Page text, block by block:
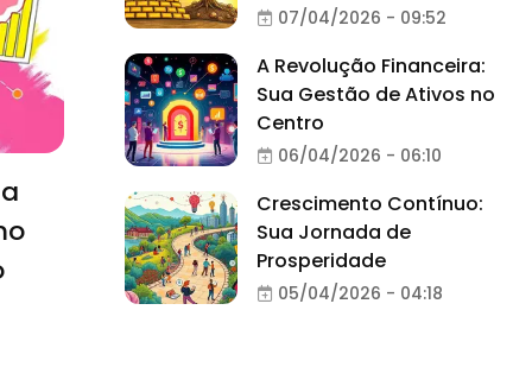
07/04/2026 - 09:52
A Revolução Financeira:
Sua Gestão de Ativos no
Centro
06/04/2026 - 06:10
Crescimento Contínuo:
Sua Jornada de
Prosperidade
05/04/2026 - 04:18